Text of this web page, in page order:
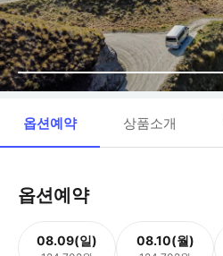
옵션예약 상품소개
옵션예약
08.09(일) 08.10(월)